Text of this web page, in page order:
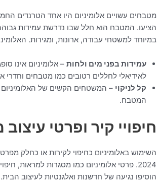
הציעו. המטבח הוא חלל שבו נדרשת עמידות גבוהה
במיוחד למשטחי עבודה, ארונות, ומגירות.
עמידות בפני מים ולחות – אלומיניום אינו
לאידיאלי לחללים רטובים כמו מטבחים וחדרי
קל לניקוי – המשטחים הקשים של האלומיניום
המטבח.
חיפויי קיר ופרטי עיצוב
השימוש באלומיניום כחיפוי לקירות או כחלק
2024. פרטי אלומיניום כמו מסגרות למראות,
הוסיפו נגיעה של חדשנות ואלגנטיות לעיצוב הבית.